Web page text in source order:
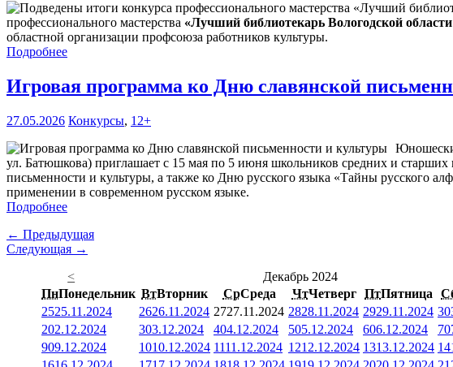
профессионального мастерства «Лучший библиотекарь Вологодской области
областной организации профсоюза работников культуры.
Подробнее
Игровая программа ко Дню славянской
27.05.2026 Конкурсы, 12+
ул. Батюшкова) приглашает с 15 мая по 5 июня школьников средних и
письменности и культуры, а также ко Дню русского языка «Тайны русского
применении в современном русском языке.
Подробнее
← Предыдущая
Следующая →
<
Декабрь 2024
ПнПонедельник ВтВторник СрСреда ЧтЧетверг ПтПятница
2525.11.2024 2626.11.2024 2727.11.2024 2828.11.2024 2929.11.2024 30
202.12.2024 303.12.2024 404.12.2024 505.12.2024 606.12.2024 7
909.12.2024 1010.12.2024 1111.12.2024 1212.12.2024 1313.12.2024 14